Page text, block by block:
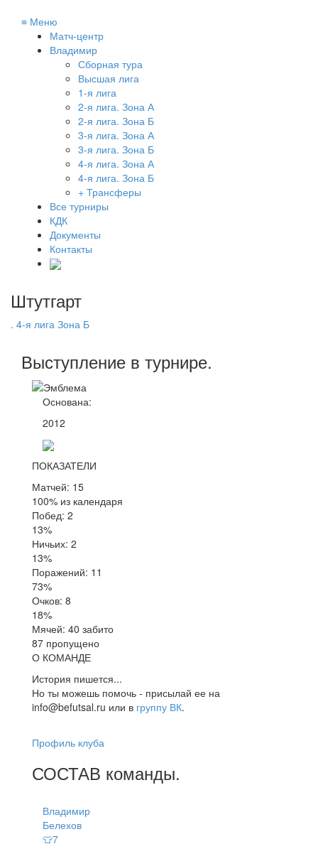
≡ Меню
Матч-центр
Владимир
Сборная тура
Высшая лига
1-я лига
2-я лига. Зона А
2-я лига. Зона Б
3-я лига. Зона А
3-я лига. Зона Б
4-я лига. Зона А
4-я лига. Зона Б
+ Трансферы
Все турниры
КДК
Документы
Контакты
Штутгарт
. 4-я лига Зона Б
Выступление в турнире.
Основана:
2012
ПОКАЗАТЕЛИ
Матчей: 15
100% из календаря
Побед: 2
13%
Ничьих: 2
13%
Поражений: 11
73%
Очков: 8
18%
Мячей: 40 забито
87 пропущено
О КОМАНДЕ
История пишется...
Но ты можешь помочь - присылай ее на
info@befutsal.ru или в группу ВК.
Профиль клуба
СОСТАВ команды.
Владимир
Белехов
👕7